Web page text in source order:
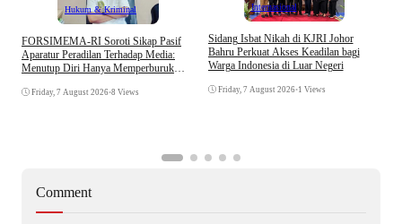
Hukum & Kriminal
​FORSIMEMA-RI Soroti Sikap Pasif
Aparatur Peradilan Terhadap Media:
Menutup Diri Hanya Memperburuk
Friday, 7 August 2026•8 Views
Internasional
Sidang Isbat Nikah di KJRI Johor
Bahru Perkuat Akses Keadilan bagi
Warga Indonesia di Luar Negeri
Friday, 7 August 2026•1 Views
Comment